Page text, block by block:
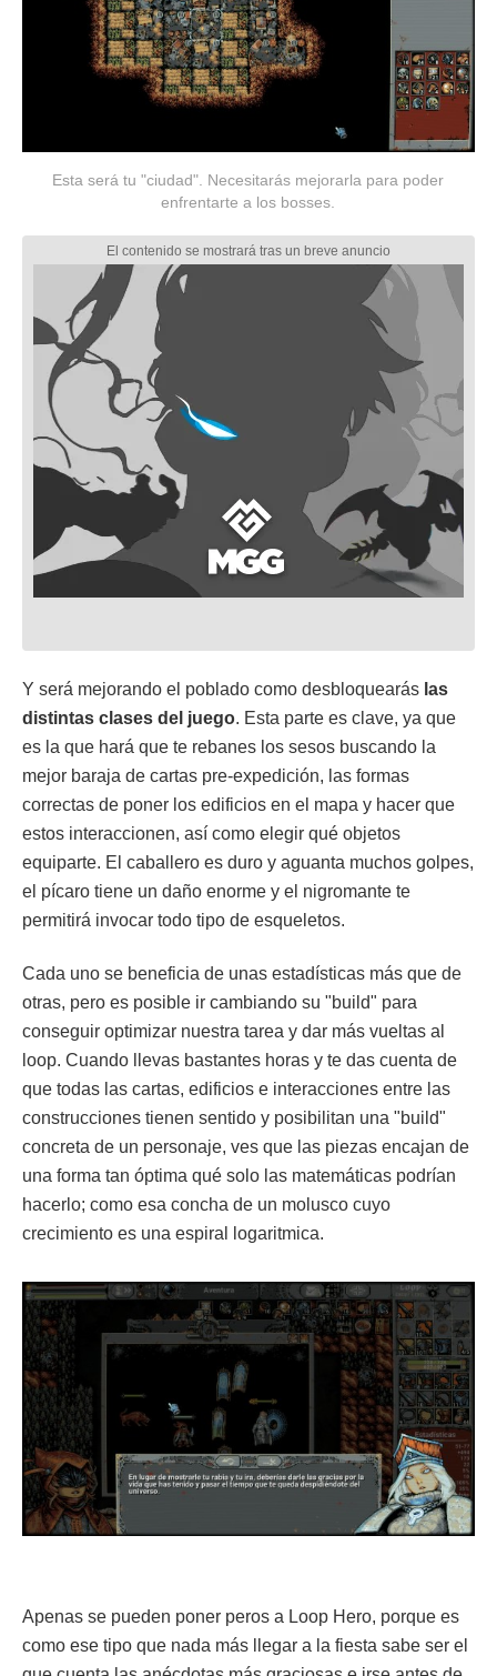
Esta será tu "ciudad". Necesitarás mejorarla para poder
enfrentarte a los bosses.
Y será mejorando el poblado como desbloquearás las
distintas clases del juego. Esta parte es clave, ya que
es la que hará que te rebanes los sesos buscando la
mejor baraja de cartas pre-expedición, las formas
correctas de poner los edificios en el mapa y hacer que
estos interaccionen, así como elegir qué objetos
equiparte. El caballero es duro y aguanta muchos golpes,
el pícaro tiene un daño enorme y el nigromante te
permitirá invocar todo tipo de esqueletos.
Cada uno se beneficia de unas estadísticas más que de
otras, pero es posible ir cambiando su "build" para
conseguir optimizar nuestra tarea y dar más vueltas al
loop. Cuando llevas bastantes horas y te das cuenta de
que todas las cartas, edificios e interacciones entre las
construcciones tienen sentido y posibilitan una "build"
concreta de un personaje, ves que las piezas encajan de
una forma tan óptima qué solo las matemáticas podrían
hacerlo; como esa concha de un molusco cuyo
crecimiento es una espiral logaritmica.
Apenas se pueden poner peros a Loop Hero, porque es
como ese tipo que nada más llegar a la fiesta sabe ser el